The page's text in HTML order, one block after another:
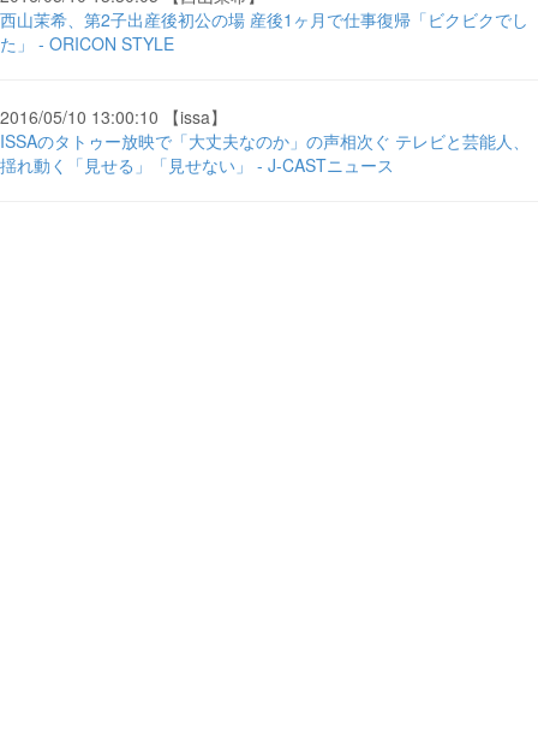
西山茉希、第2子出産後初公の場 産後1ヶ月で仕事復帰「ビクビクでし
た」 - ORICON STYLE
2016/05/10 13:00:10 【issa】
ISSAのタトゥー放映で「大丈夫なのか」の声相次ぐ テレビと芸能人、
揺れ動く「見せる」「見せない」 - J-CASTニュース